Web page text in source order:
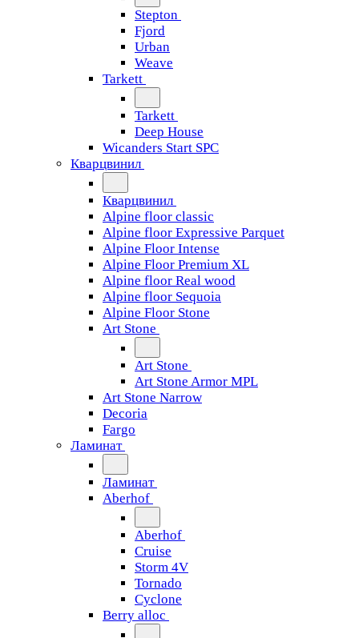
Stepton
Fjord
Urban
Weave
Tarkett
Tarkett
Deep House
Wicanders Start SPC
Кварцвинил
Кварцвинил
Alpine floor classic
Alpine floor Expressive Parquet
Alpine Floor Intense
Alpine Floor Premium XL
Alpine floor Real wood
Alpine floor Sequoia
Alpine Floor Stone
Art Stone
Art Stone
Art Stone Armor MPL
Art Stone Narrow
Decoria
Fargo
Ламинат
Ламинат
Aberhof
Aberhof
Cruise
Storm 4V
Tornado
Сyclone
Berry alloc